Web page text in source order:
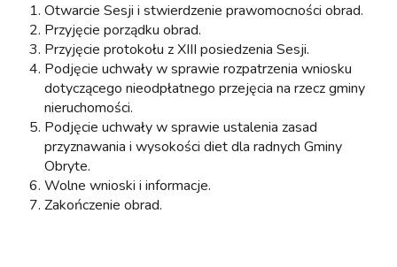
Otwarcie Sesji i stwierdzenie prawomocności obrad.
Przyjęcie porządku obrad.
Przyjęcie protokołu z XIII posiedzenia Sesji.
Podjęcie uchwały w sprawie rozpatrzenia wniosku
dotyczącego nieodpłatnego przejęcia na rzecz gminy
nieruchomości.
Podjęcie uchwały w sprawie ustalenia zasad
przyznawania i wysokości diet dla radnych Gminy
Obryte.
Wolne wnioski i informacje.
Zakończenie obrad.